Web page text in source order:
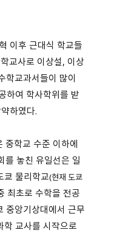
이후 근대식 학교들
교사로 이상설, 이상
학교과서들이 많이
하여 학사학위를 받
하였다.
중학교 수준 이하에
를 놓친 유일선은 일
쿄 물리학교(현재 도쿄
최초로 수학을 전공
중앙기상대에서 근무
교사를 시작으로